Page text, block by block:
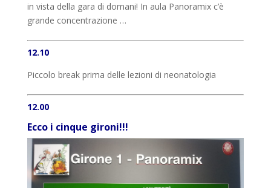
in vista della gara di domani! In aula Panoramix c’è
grande concentrazione …
12.10
Piccolo break prima delle lezioni di neonatologia
12.00
Ecco i cinque gironi!!!